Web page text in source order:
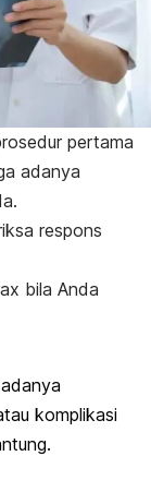
pertama
adanya
respons
bila Anda
komplikasi